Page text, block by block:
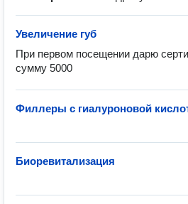
Увеличение губ
При первом посещении дарю
сумму 5000
Филлеры с гиалуроновой
Биоревитализация